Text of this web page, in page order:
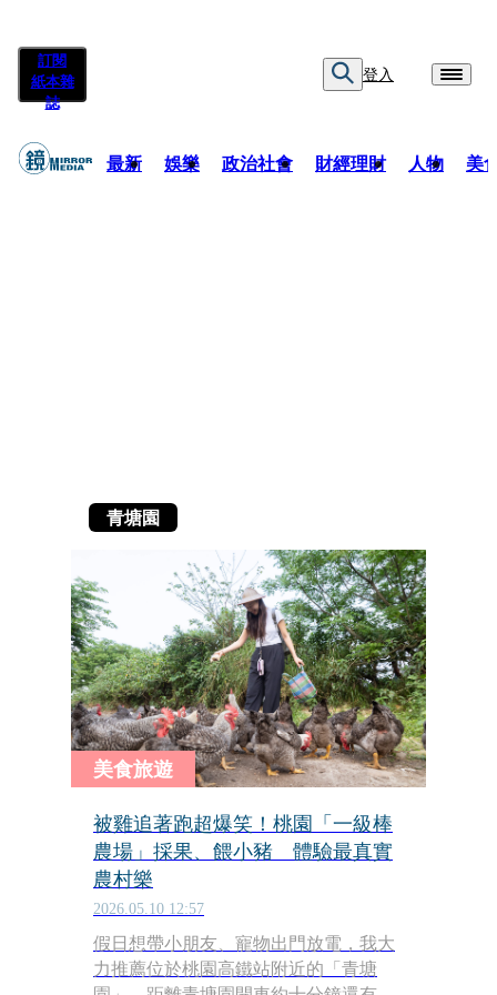
訂閱
紙本雜
誌
登入
最新 娛樂 政治社會 財經理財 人物 美
青塘園
美食旅遊
被雞追著跑超爆笑！桃園「一級棒
農場」採果、餵小豬 體驗最真實
農村樂
2026.05.10 12:57
假日想帶小朋友、寵物出門放電，我大
力推薦位於桃園高鐵站附近的「青塘